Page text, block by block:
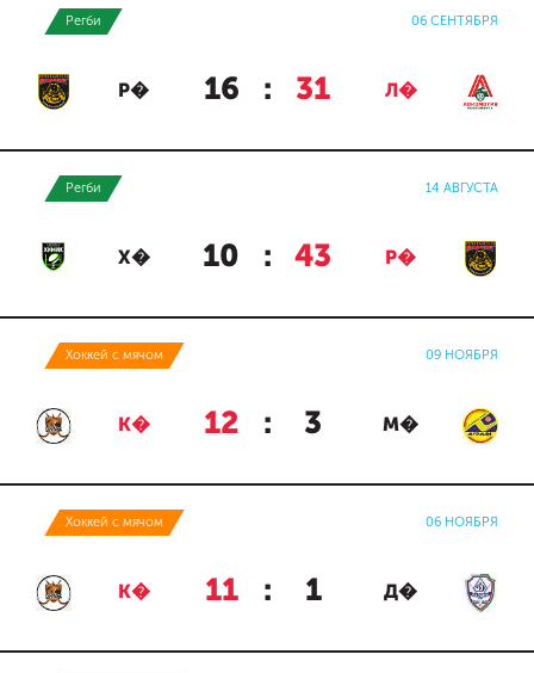
Регби 06 СЕНТЯБРЯ
Р� 16 : 31 Л�
Регби 14 АВГУСТА
Х� 10 : 43 Р�
Хоккей с мячом 09 НОЯБРЯ
К� 12 : 3 М�
Хоккей с мячом 06 НОЯБРЯ
К� 11 : 1 Д�